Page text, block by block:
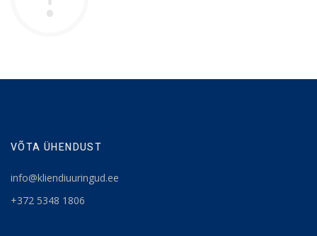
VÕTA ÜHENDUST
info@kliendiuuringud.ee
+372 5348 1806